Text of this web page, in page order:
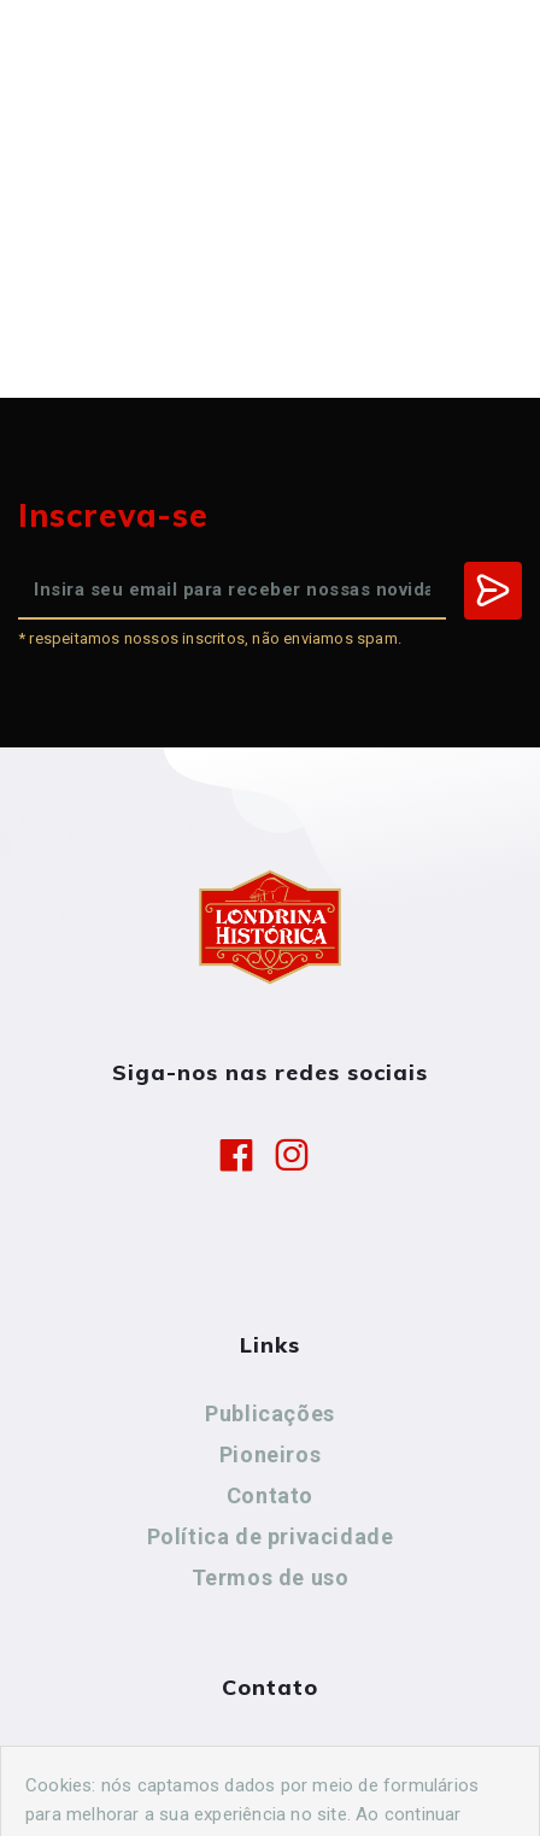
Inscreva-se
* respeitamos nossos inscritos, não enviamos spam.
Siga-nos nas redes sociais
Links
Publicações
Pioneiros
Contato
Política de privacidade
Termos de uso
Contato
cidadeshistoricasoficial@gmail.com
Cookies: nós captamos dados por meio de formulários
para melhorar a sua experiência no site. Ao continuar